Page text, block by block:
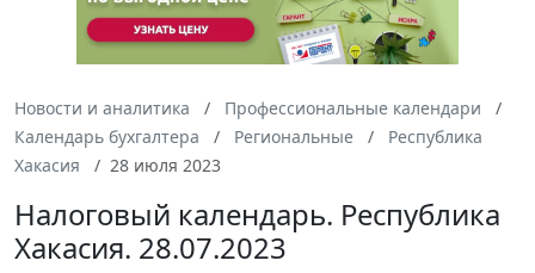
Новости и аналитика
Профессиональные календари
Календарь бухгалтера
Региональные
Республика
Хакасия
28 июля 2023
Налоговый календарь. Республика
Хакасия. 28.07.2023